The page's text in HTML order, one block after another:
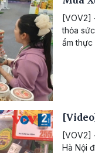
[VOV2]
thỏa
ẩm thực
[VOV2]
Hà Nội